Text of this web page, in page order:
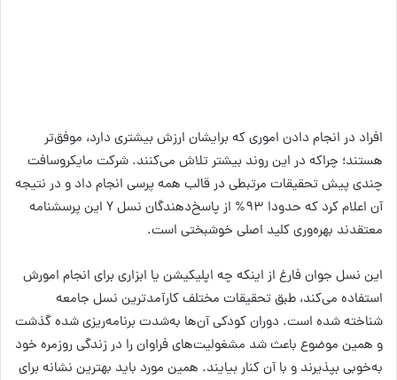
افراد در انجام دادن اموری که برایشان ارزش بیشتری دارد، موفق‌تر
هستند؛ چراکه در این روند بیشتر تلاش می‌کنند. شرکت مایکروسافت
چندی پیش تحقیقات مرتبطی در قالب همه پرسی انجام داد و در نتیجه
آن اعلام کرد که حدودا ۹۳% از پاسخ‌دهندگان نسل Y این پرسشنامه
معتقدند بهره‌وری کلید اصلی خوشبختی است.
این نسل جوان فارغ از اینکه چه اپلیکیشن یا ابزاری برای انجام امورش
استفاده می‌کند، طبق تحقیقات مختلف کارآمدترین نسل جامعه
شناخته شده است. دوران کودکی آن‌ها به‌شدت برنامه‌ریزی شده گذشت
و همین موضوع باعث شد مشغولیت‌های فراوان را در زندگی روزمره خود
به‌خوبی بپذیرند و با آن کنار بیایند. همین مورد باید بهترین نشانه برای